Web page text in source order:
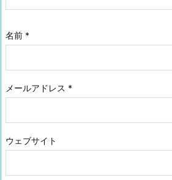
名前 *
メールアドレス *
ウェブサイト